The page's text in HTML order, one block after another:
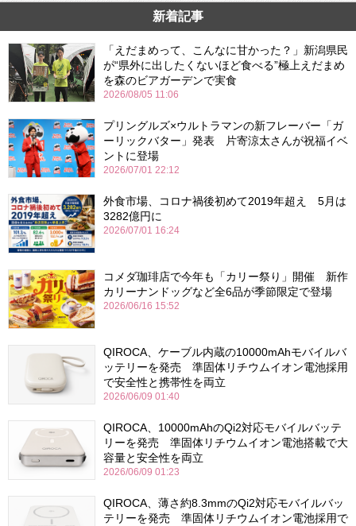
新着記事
「えだまめって、こんなに甘かった？」新潟県民
が“県外に出したくないほど食べる”極上えだまめ
を森のビアガーデンで実食
2026/08/05 11:06
プリングルズ×ウルトラマンの新フレーバー「ガ
ーリックバター」発表 片寄涼太さんが祝福イベ
ントに登場
2026/07/01 22:12
外食市場、コロナ禍後初めて2019年超え 5月は
3282億円に
2026/07/01 16:24
コメダ珈琲店で今年も「カリー祭り」開催 新作
カリーナンドッグなど全6品が季節限定で登場
2026/06/16 15:52
QIROCA、ケーブル内蔵の10000mAhモバイルバ
ッテリーを発売 準固体リチウムイオン電池採用
で安全性と携帯性を両立
2026/06/09 01:40
QIROCA、10000mAhのQi2対応モバイルバッテ
リーを発売 準固体リチウムイオン電池搭載で大
容量と安全性を両立
2026/06/09 01:23
QIROCA、薄さ約8.3mmのQi2対応モバイルバッ
テリーを発売 準固体リチウムイオン電池採用で